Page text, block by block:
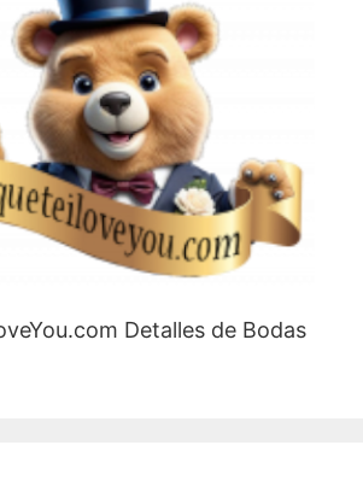
Detalles de Bodas